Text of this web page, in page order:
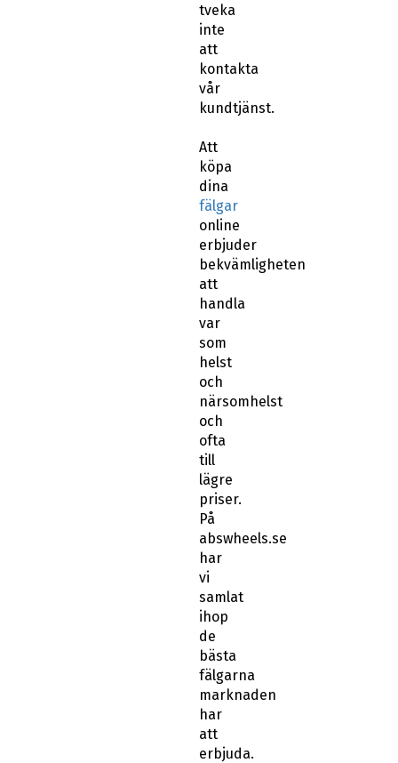
tveka
inte
att
kontakta
vår
kundtjänst.
Att
köpa
dina
fälgar
online
erbjuder
bekvämligheten
att
handla
var
som
helst
och
närsomhelst
och
ofta
till
lägre
priser.
På
abswheels.se
har
vi
samlat
ihop
de
bästa
fälgarna
marknaden
har
att
erbjuda.